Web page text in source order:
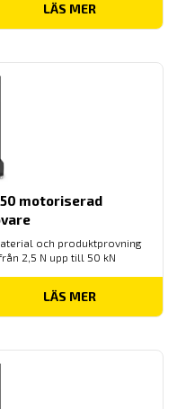
LÄS MER
motoriserad
och produktprovning
2,5 N upp till 50 kN
LÄS MER